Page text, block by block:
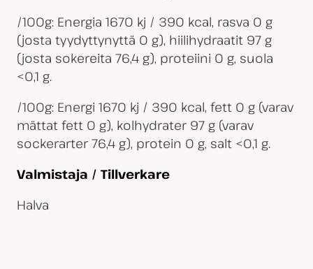
/100g: Energia 1670 kj / 390 kcal, rasva 0 g
(josta tyydyttynyttä 0 g), hiilihydraatit 97 g
(josta sokereita 76,4 g), proteiini 0 g, suola
<0,1 g.
/100g: Energi 1670 kj / 390 kcal, fett 0 g (varav
mättat fett 0 g), kolhydrater 97 g (varav
sockerarter 76,4 g), protein 0 g, salt <0,1 g.
Valmistaja / Tillverkare
Halva